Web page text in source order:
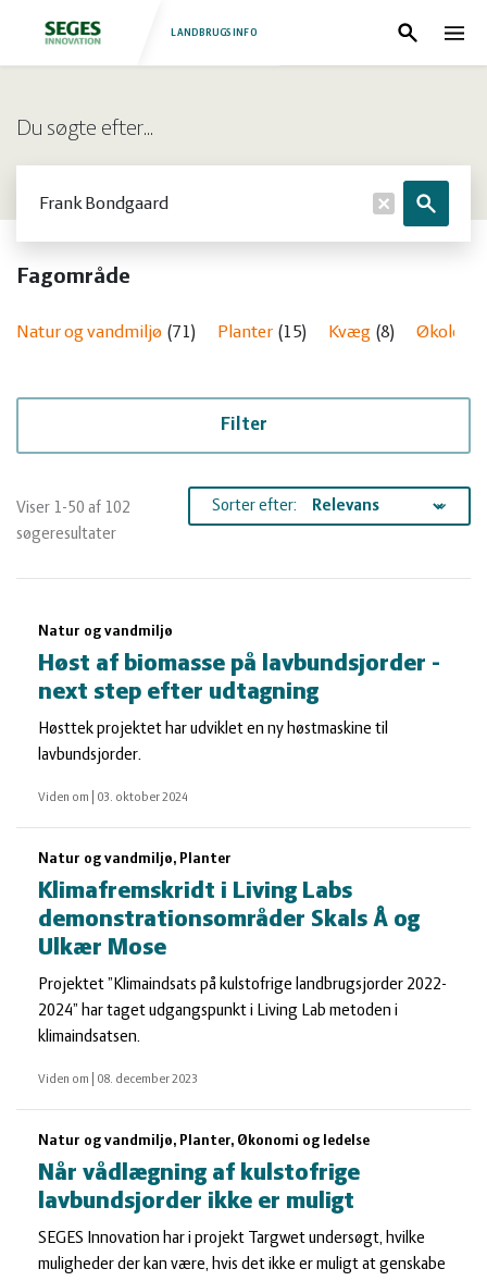
ind
Forside
vandmiljø
Økologi
Økonomi
ledelse
dyr
Grise
Økonomi
og
ledelse
Øvrige
dyr
LANDBRUGSINFO Søg
Du søgte efter…
Søg
Fagområde
Natur og vandmiljø 71 Planter 15 Kvæg 8 Økologi
Filter
Viser 1-50 af 102
søgeresultater
Sorter efter:
Søgeresultater
Natur og vandmiljø
Høst af biomasse på lavbundsjorder -
next step efter udtagning
Høsttek projektet har udviklet en ny høstmaskine til
lavbundsjorder.
Viden om 03. oktober 2024
Natur og vandmiljø, Planter
Klimafremskridt i Living Labs
demonstrationsområder Skals Å og
Ulkær Mose
Projektet ”Klimaindsats på kulstofrige landbrugsjorder 2022-
2024” har taget udgangspunkt i Living Lab metoden i
klimaindsatsen.
Viden om 08. december 2023
Natur og vandmiljø, Planter, Økonomi og ledelse
Når vådlægning af kulstofrige
lavbundsjorder ikke er muligt
SEGES Innovation har i projekt Targwet undersøgt, hvilke
muligheder der kan være, hvis det ikke er muligt at genskabe